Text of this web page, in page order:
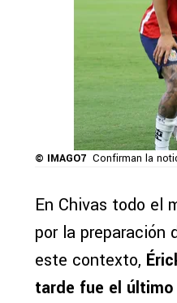
© IMAGO7 Confirman la
En Chivas todo el
por la preparación
este contexto,
tarde fue el